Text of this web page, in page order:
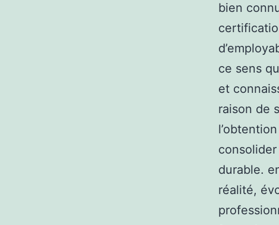
bien
ce sens
et
raison de
durable.
réalité,